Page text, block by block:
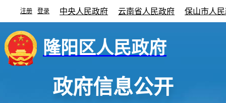
注册 登录 中央人民政府 云南省人民政府 保山市人
隆阳区人民政府
政府信息公开